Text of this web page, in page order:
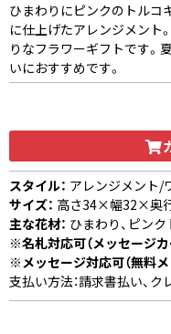
ひまわりにピンクのトルコ
に仕上げたアレンジメント
りなフラワーギフトです。
いにおすすめです。
スタイル： アレンジメント/
サイズ： 高さ34×幅32×奥
主な花材： ひまわり、ピン
※名札対応可（メッセージ
※メッセージ対応可（無料
支払い方法：請求書払い、